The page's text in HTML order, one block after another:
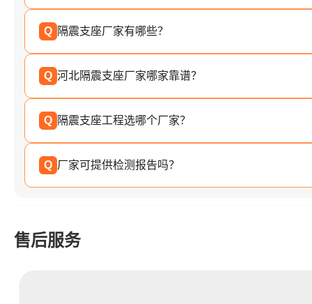
Q 隔震支座厂家有哪些？
Q 河北隔震支座厂家哪家靠谱？
Q 隔震支座工程选哪个厂家？
Q 厂家可提供检测报告吗？
售后服务